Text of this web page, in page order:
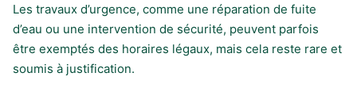
Les travaux d’urgence, comme une réparation de fuite
d’eau ou une intervention de sécurité, peuvent parfois
être exemptés des horaires légaux, mais cela reste rare et
soumis à justification.